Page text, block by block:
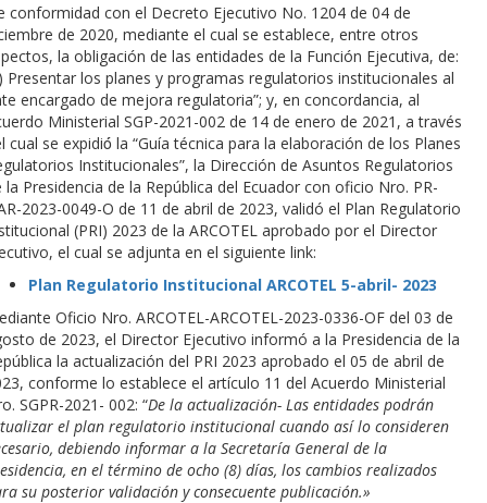
conformidad con el Decreto Ejecutivo No. 1204 de 04 de
de 2020, mediante el cual se establece, entre otros
la obligación de las entidades de la Función Ejecutiva, de:
Presentar los planes y programas regulatorios institucionales al
encargado de mejora regulatoria”; y, en concordancia, al
Ministerial SGP-2021-002 de 14 de enero de 2021, a través
cual se expidió́ la “Guía técnica para la elaboración de los Planes
Institucionales”, la Dirección de Asuntos Regulatorios
la Presidencia de la República del Ecuador con oficio Nro. PR-
2023-0049-O de 11 de abril de 2023, validó el Plan Regulatorio
(PRI) 2023 de la ARCOTEL aprobado por el Director
el cual se adjunta en el siguiente link:
Plan Regulatorio Institucional ARCOTEL 5-abril- 2023
Oficio Nro. ARCOTEL-ARCOTEL-2023-0336-OF del 03 de
de 2023, el Director Ejecutivo informó a la Presidencia de la
la actualización del PRI 2023 aprobado el 05 de abril de
conforme lo establece el artículo 11 del Acuerdo Ministerial
SGPR-2021- 002: “De la actualización- Las entidades podrán
el plan regulatorio institucional cuando así lo consideren
debiendo informar a la Secretaría General de la
en el término de ocho (8) días, los cambios realizados
su posterior validación y consecuente publicación.»